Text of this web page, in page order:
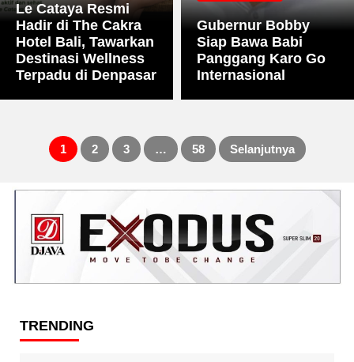
Le Cataya Resmi
Hadir di The Cakra
Hotel Bali, Tawarkan
Destinasi Wellness
Terpadu di Denpasar
Gubernur Bobby
Siap Bawa Babi
Panggang Karo Go
Internasional
Paginasi
pos
1 2 3 … 58 Selanjutnya
TRENDING